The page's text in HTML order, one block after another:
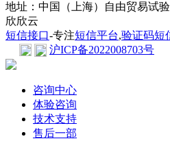
地址：中国（上海）自由贸易试
欣欣云
短信接口-专注短信平台,验证码短
沪ICP备2022008703号
咨询中心
体验咨询
技术支持
售后一部